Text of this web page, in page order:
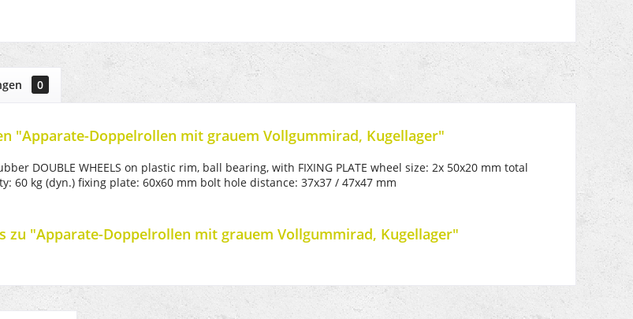
0
"Apparate-Doppelrollen mit grauem Vollgummirad, Kugellager"
DOUBLE WHEELS on plastic rim, ball bearing, with FIXING PLATE wheel size: 2x 50x20 mm total
60 kg (dyn.) fixing plate: 60x60 mm bolt hole distance: 37x37 / 47x47 mm
zu "Apparate-Doppelrollen mit grauem Vollgummirad, Kugellager"